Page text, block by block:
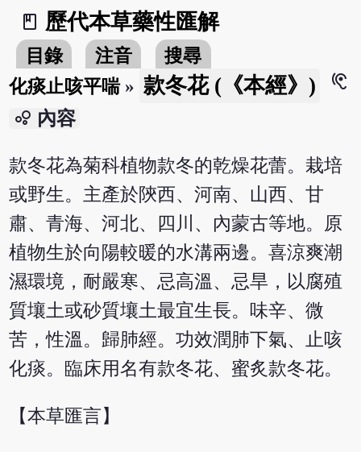
book_2
歷代本草藥性匯解
目錄 注音
搜尋
化痰止咳平喘» 款冬花 (《本經》)
hearing
bubble_chart 內容
款冬花為菊科植物款冬的乾燥花蕾。栽培
或野生。主產於陝西、河南、山西、甘
肅、青海、河北、四川、內蒙古等地。原
植物生於向陽較暖的水溝兩邊。喜涼爽潮
濕環境，耐嚴寒、忌高溫、忌旱，以腐殖
質壤土或砂質壤土最宜生長。味辛、微
苦，性溫。歸肺經。功效潤肺下氣、止咳
化痰。臨床用名有款冬花、蜜炙款冬花。
【本草匯言】